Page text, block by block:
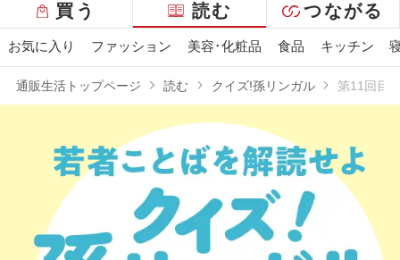
ー
バ
買う 読む つながる
お気に入り ファッション 美容･化粧品 食品 キッチン
通販生活トップページ 読む クイズ!孫リンガル 第11回目